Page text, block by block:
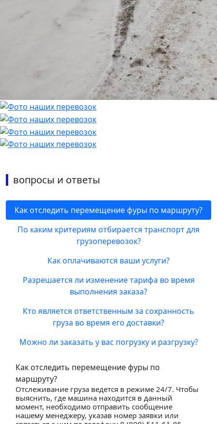
вопросы и ответы
Как отследить перемещение фуры по маршруту?
По каким критериям отбирается транспорт для
грузоперевозок?
Как оплачиваются ваши услуги?
Разрешается ли изменение тарифа во время
выполнения заказа?
Кто является ответственным за сохранность
груза во время его доставки?
Можно ли заказать у вас погрузку и разгрузку?
Как отследить перемещение фуры по
маршруту?
Отслеживание груза ведется в режиме 24/7. Чтобы
выяснить, где машина находится в данный
момент, необходимо отправить сообщение
нашему менеджеру, указав номер заявки или